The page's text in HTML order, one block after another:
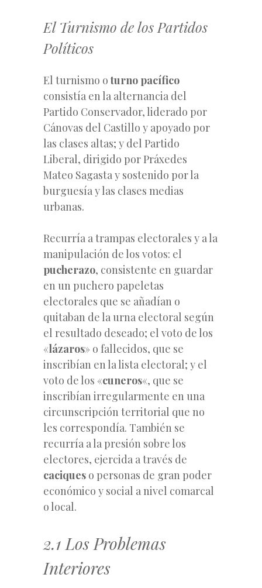
El Turnismo de los Partidos
Políticos
El turnismo oturno pacífico
consistía en la alternancia del
Partido Conservador, liderado por
Cánovas del Castillo y apoyado por
las clases altas; y del Partido
Liberal, dirigido por Práxedes
Mateo Sagasta y sostenido por la
burguesía y las clases medias
urbanas.
Recurría a trampas electorales y a la
manipulación de los votos: el
pucherazo, consistente en guardar
en un puchero papeletas
electorales que se añadían o
quitaban de la urna electoral según
el resultado deseado; el voto de los
«lázaros» o fallecidos, que se
inscribían en la lista electoral; y el
voto de los «cuneros«, que se
inscribían irregularmente en una
circunscripción territorial que no
les correspondía. También se
recurría a la presión sobre los
electores, ejercida a través de
caciques o personas de gran poder
económico y social a nivel comarcal
o local.
2.1 Los Problemas
Interiores